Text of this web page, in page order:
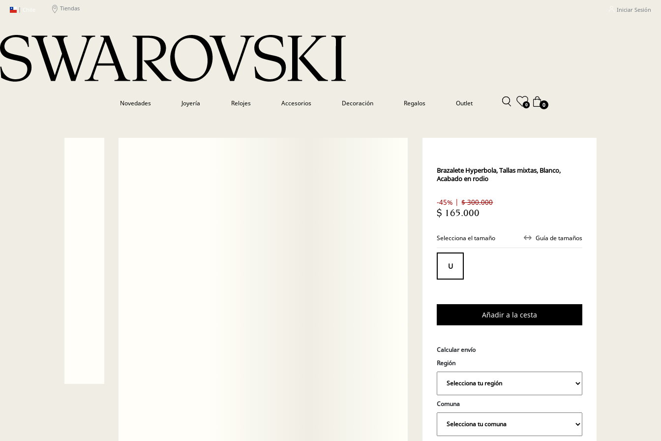
| Chile Tiendas Iniciar Sesión
Novedades Joyería Relojes Accesorios Decoración Regalos Outlet 0 0
Brazalete Hyperbola, Tallas mixtas, Blanco,
Acabado en rodio
-45% | $ 300.000
$ 165.000
Selecciona el tamaño Guía de tamaños
Calcular envío
Región
Comuna